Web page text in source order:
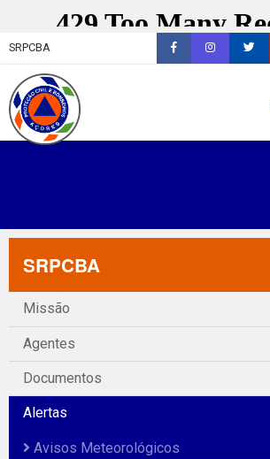
SRPCBA
SRPCBA
Missão
Agentes
Documentos
Alertas
Avisos Meteorológicos